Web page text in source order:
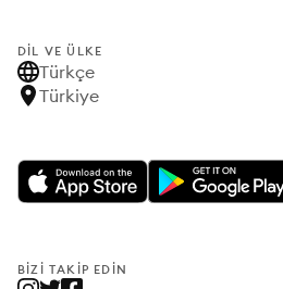
DIL VE ÜLKE
Türkçe
Türkiye
BIZI TAKIP EDIN